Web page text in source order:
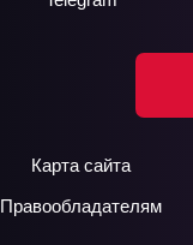
Карта сайта
Правообладателям